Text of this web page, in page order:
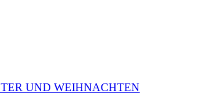
UND WEIHNACHTEN